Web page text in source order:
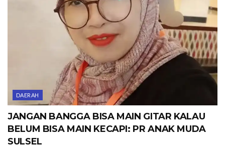
DAERAH
JANGAN BANGGA BISA MAIN GITAR KALAU
BELUM BISA MAIN KECAPI: PR ANAK MUDA
SULSEL